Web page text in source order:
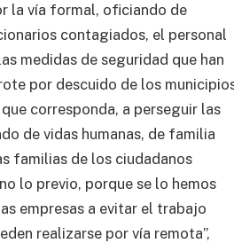
la vía formal, oficiando de
contagiados, el personal
medidas de seguridad que han
por descuido de los
corresponda, a perseguir las
de vidas humanas, de familia
familias de los ciudadanos
lo previo, porque se lo hemos
empresas a evitar el trabajo
realizarse por vía remota”,